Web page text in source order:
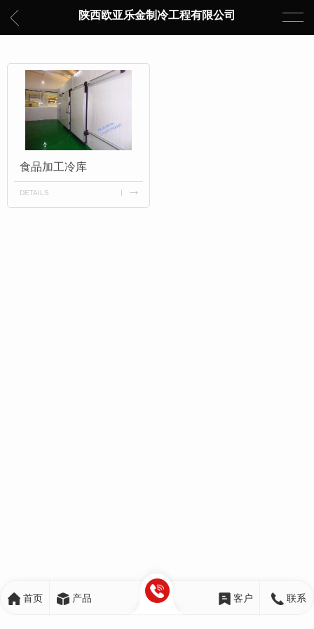
陕西欧亚乐金制冷工程有限公司
食品加工冷库
DETAILS
首页 产品 客户 联系